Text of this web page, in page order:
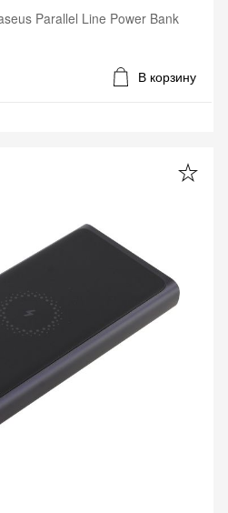
Parallel Line Power Bank
В корзину